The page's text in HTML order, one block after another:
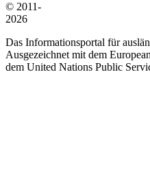
© 2011-
2026
Das Informationsportal für
Ausgezeichnet mit dem
dem United Nations Public